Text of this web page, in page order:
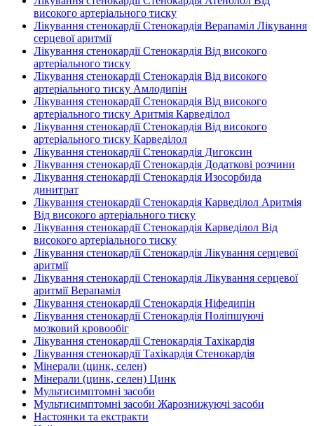
високого артеріального тиску
Лікування стенокардії Стенокардія Верапаміл Лікування
серцевої аритмії
Лікування стенокардії Стенокардія Від високого
артеріального тиску
Лікування стенокардії Стенокардія Від високого
артеріального тиску Амлодипін
Лікування стенокардії Стенокардія Від високого
артеріального тиску Аритмія Карведілол
Лікування стенокардії Стенокардія Від високого
артеріального тиску Карведілол
Лікування стенокардії Стенокардія Дигоксин
Лікування стенокардії Стенокардія Додаткові розчини
Лікування стенокардії Стенокардія Изосорбида
динитрат
Лікування стенокардії Стенокардія Карведілол Аритмія
Від високого артеріального тиску
Лікування стенокардії Стенокардія Карведілол Від
високого артеріального тиску
Лікування стенокардії Стенокардія Лікування серцевої
аритмії
Лікування стенокардії Стенокардія Лікування серцевої
аритмії Верапаміл
Лікування стенокардії Стенокардія Ніфедипін
Лікування стенокардії Стенокардія Поліпшуючі
мозковий кровообіг
Лікування стенокардії Стенокардія Тахікардія
Лікування стенокардії Тахікардія Стенокардія
Мінерали (цинк, селен)
Мінерали (цинк, селен) Цинк
Мультисимптомні засоби
Мультисимптомні засоби Жарознижуючі засоби
Настоянки та екстракти